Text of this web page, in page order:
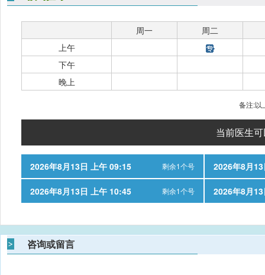
周一
周二
上午
下午
晚上
备注:以
当前医生
剩余1个号
2026年8月13日 上午 09:15 2026年8月
剩余1个号
2026年8月13日 上午 10:45 2026年8月